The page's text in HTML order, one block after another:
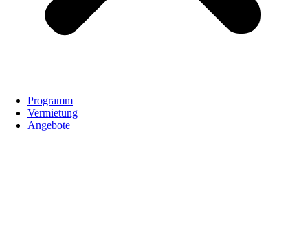
Programm
Vermietung
Angebote